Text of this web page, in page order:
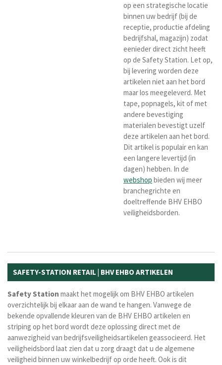
op een strategische locatie
binnen uw bedrijf (bij de
receptie, productie afdeling
bedrijfshal, magazijn) zodat
eenieder direct zicht heeft
op de Safety Station. Let op,
bij levering worden deze
artikelen niet aan het bord
maar los meegeleverd. Met
tape, popnagels, kit of met
andere bevestiging
materialen bevestigt uzelf
deze artikelen aan het bord.
Dit artikel is populair en kan
een langere levertijd (in
dagen) hebben. In de
webshop bieden wij meer
branchegrichte en
doeltreffende BHV EHBO
veiligheidsborden.
SAFETY-STATION RETAIL | BHV EHBO ARTIKELEN
Safety Station maakt het mogelijk om BHV EHBO artikelen
overzichtelijk bij elkaar aan de wand te hangen. Vanwege de
bekende opvallende kleuren van de BHV EHBO artikelen en
striping op het bord wordt deze oplossing direct met de
aanwezigheid van bedrijfsveiligheidsartikelen geassocieerd. Het
veiligheidsbord laat zien dat u zorg draagt dat u de algemene
veiligheid binnen uw winkelbedrijf op orde heeft. Ook is dit